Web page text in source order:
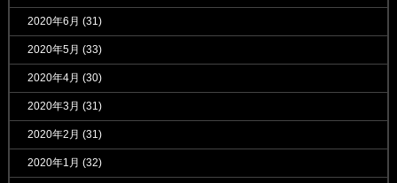
2020年6月 (31)
2020年5月 (33)
2020年4月 (30)
2020年3月 (31)
2020年2月 (31)
2020年1月 (32)